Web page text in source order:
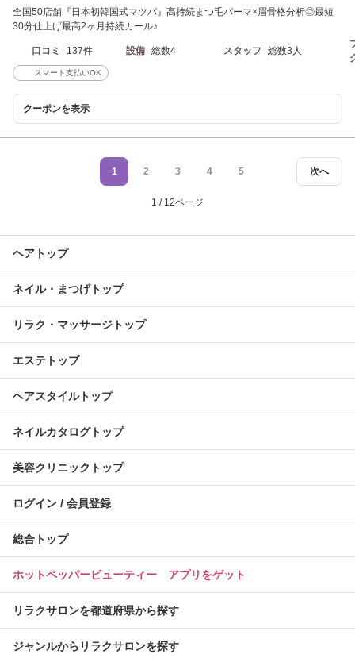
全国50店舗『日本初韓国式マツパ』高持続まつ毛パーマ×眉骨格分析◎最短
30分仕上げ最高2ヶ月持続カール♪
口コミ 137件 設備 総数4 スタッフ 総数3人
スマート支払いOK
クーポンを表示
次へ
1 2 3 4 5
1 / 12ページ
ヘアトップ
ネイル・まつげトップ
リラク・マッサージトップ
エステトップ
ヘアスタイルトップ
ネイルカタログトップ
美容クリニックトップ
ログイン / 会員登録
総合トップ
ホットペッパービューティー アプリをゲット
リラクサロンを都道府県から探す
ジャンルからリラクサロンを探す